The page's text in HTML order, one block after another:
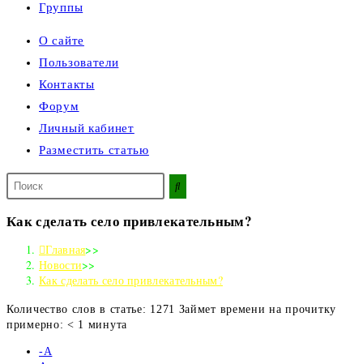
Группы
О сайте
Пользователи
Контакты
Форум
Личный кабинет
Разместить статью
Поиск
на
Как сделать село привлекательным?
Главная>>
Новости>>
Как сделать село привлекательным?
Количество слов в статье: 1271 Займет времени на прочитку
примерно: < 1 минута
-А